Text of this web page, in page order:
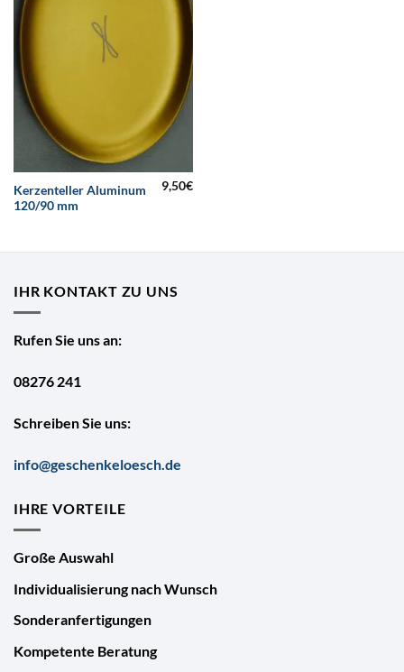
Kerzenteller Aluminum
120/90 mm
9,50€
IHR KONTAKT ZU UNS
Rufen Sie uns an:
08276 241
Schreiben Sie uns:
info@geschenkeloesch.de
IHRE VORTEILE
Große Auswahl
Individualisierung nach Wunsch
Sonderanfertigungen
Kompetente Beratung